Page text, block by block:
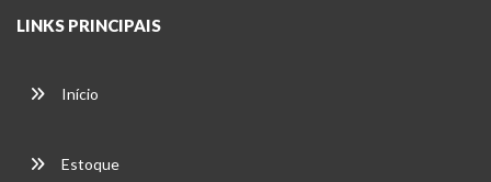
LINKS PRINCIPAIS
Início
Estoque